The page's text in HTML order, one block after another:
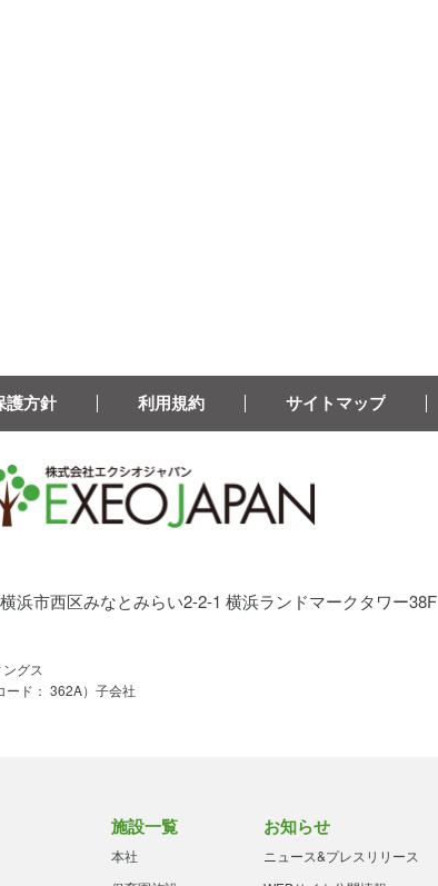
護方針 利用規約 サイトマップ
浜市西区みなとみらい2-2-1 横浜ランドマークタワー38F
グス
ード： 362A）子会社
施設一覧
本社
お知らせ
ニュース&プレスリリース